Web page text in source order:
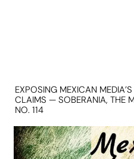
EXPOSING MEXICAN
CLAIMS — SOBERANIA, THE
NO. 114